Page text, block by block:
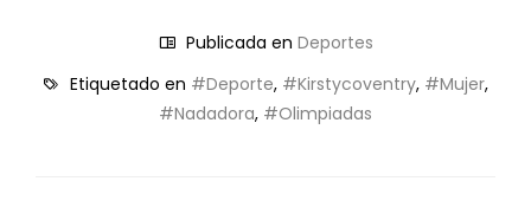
Publicada en Deportes
Etiquetado en #Deporte, #Kirstycoventry, #Mujer,
#Nadadora, #Olimpiadas